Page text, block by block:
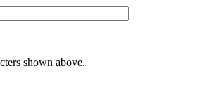
shown above.